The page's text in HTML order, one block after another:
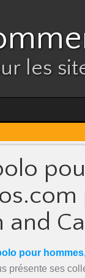
les
pour
présente ses